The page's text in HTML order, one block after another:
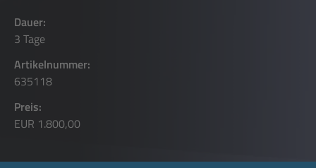
Dauer:
3 Tage
Artikelnummer:
635118
Preis:
EUR 1.800,00